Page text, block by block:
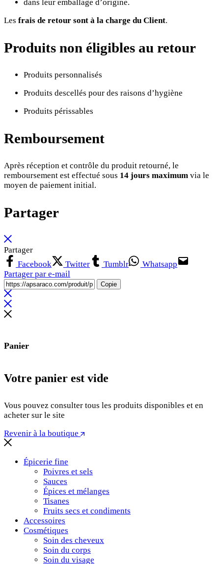
dans leur emballage d’origine.
Les frais de retour sont à la charge du Client.
Produits non éligibles au retour
Produits personnalisés
Produits descellés pour des raisons d’hygiène
Produits périssables
Remboursement
Après réception et contrôle du produit retourné, le
remboursement est effectué sous 14 jours maximum via le
moyen de paiement initial.
Partager
Partager
Facebook
Twitter Tumblr
Whatsapp
Partager par e-mail
Copie
Panier
Votre panier est vide
Vous pouvez consulter tous les produits disponibles et en
acheter sur le site
Revenir à la boutique
Épicerie fine
Poivres et sels
Sauces
Épices et mélanges
Tisanes
Fruits secs et condiments
Accessoires
Cosmétiques
Soin des cheveux
Soin du corps
Soin du visage